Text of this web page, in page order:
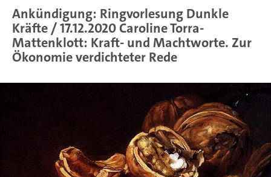
Ankündigung: Ringvorlesung Dunkle
Kräfte / 17.12.2020 Caroline Torra-
Mattenklott: Kraft- und Machtworte. Zur
Ökonomie verdichteter Rede